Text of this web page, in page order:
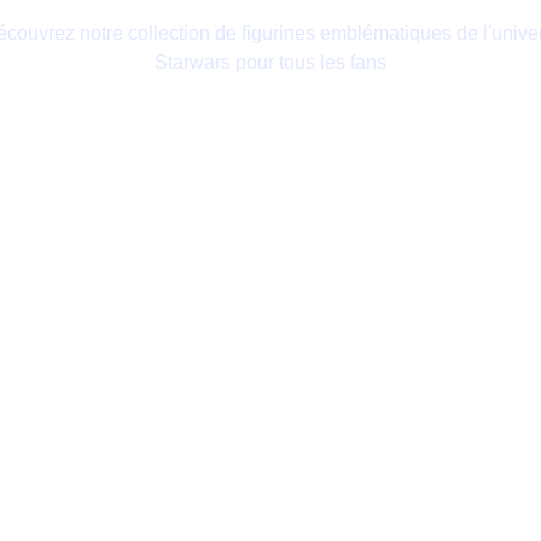
notre collection de figurines emblématiques de
Starwars pour tous les fans